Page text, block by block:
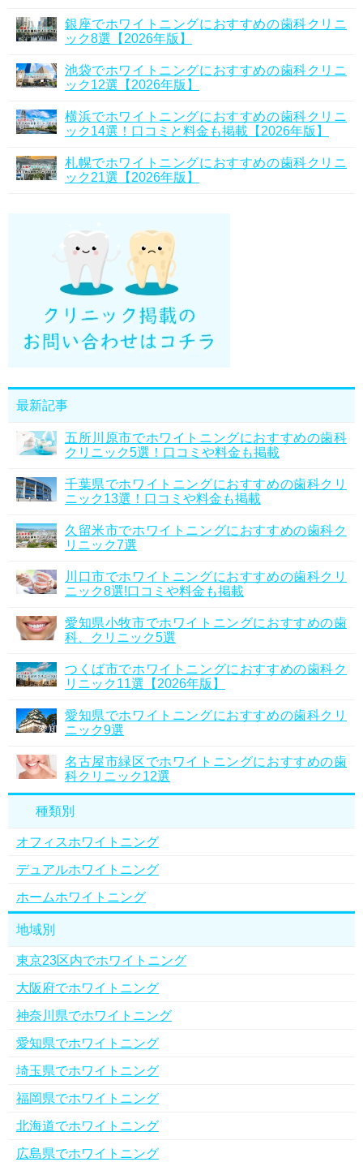
銀座でホワイトニングにおすすめの歯科クリニ
ック8選【2026年版】
池袋でホワイトニングにおすすめの歯科クリニ
ック12選【2026年版】
横浜でホワイトニングにおすすめの歯科クリニ
ック14選！口コミと料金も掲載【2026年版】
札幌でホワイトニングにおすすめの歯科クリニ
ック21選【2026年版】
最新記事
五所川原市でホワイトニングにおすすめの歯科
クリニック5選！口コミや料金も掲載
千葉県でホワイトニングにおすすめの歯科クリ
ニック13選！口コミや料金も掲載
久留米市でホワイトニングにおすすめの歯科ク
リニック7選
川口市でホワイトニングにおすすめの歯科クリ
ニック8選!口コミや料金も掲載
愛知県小牧市でホワイトニングにおすすめの歯
科、クリニック5選
つくば市でホワイトニングにおすすめの歯科ク
リニック11選【2026年版】
愛知県でホワイトニングにおすすめの歯科クリ
ニック9選
名古屋市緑区でホワイトニングにおすすめの歯
科クリニック12選
種類別
オフィスホワイトニング
デュアルホワイトニング
ホームホワイトニング
地域別
東京23区内でホワイトニング
大阪府でホワイトニング
神奈川県でホワイトニング
愛知県でホワイトニング
埼玉県でホワイトニング
福岡県でホワイトニング
北海道でホワイトニング
広島県でホワイトニング